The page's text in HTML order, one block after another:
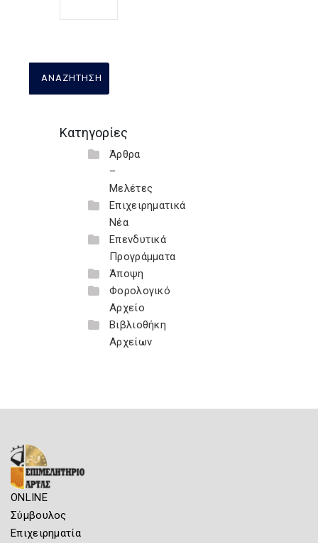
Κατηγορίες
Άρθρα
–
Μελέτες
Επιχειρηματικά
Νέα
Επενδυτικά
Προγράμματα
Άποψη
Φορολογικό
Αρχείο
Βιβλιοθήκη
Αρχείων
ONLINE
Σύμβουλος
Επιχειρηματία